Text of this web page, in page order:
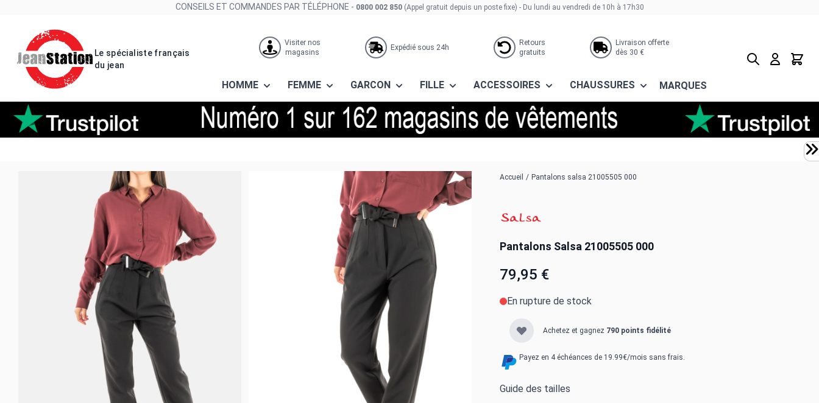
CONSEILS ET COMMANDES PAR TÉLÉPHONE - 0800 002 850 (Appel gratuit depuis un poste fixe) - Du lundi au vendredi de 10h à 17h30
Le spécialiste français
du jean
Visiter nos
magasins
Expédié sous 24h
Retours
gratuits
Livraison offerte
dès 30 €
HOMME FEMME GARCON FILLE ACCESSOIRES CHAUSSURES MARQUES
Rechercher
Panier
Pantalons salsa 21005505 000 Accueil / Pantalons salsa 21005505 000
Pantalons Salsa 21005505 000
79,95 €
En rupture de stock
Achetez et gagnez 790 points fidélité
Payez en 4 échéances de 19.99€/mois sans frais.
Guide des tailles